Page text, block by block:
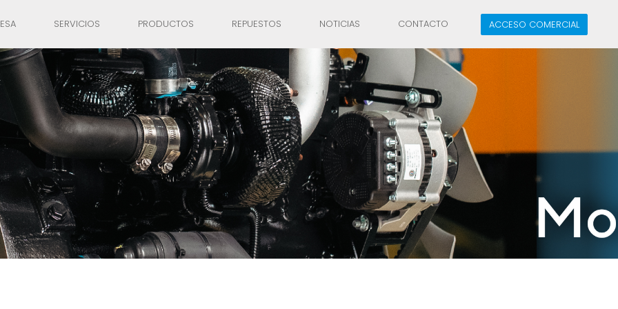
SERVICIOS PRODUCTOS REPUESTOS NOTICIAS CONTACTO ACCESO COMERCIAL